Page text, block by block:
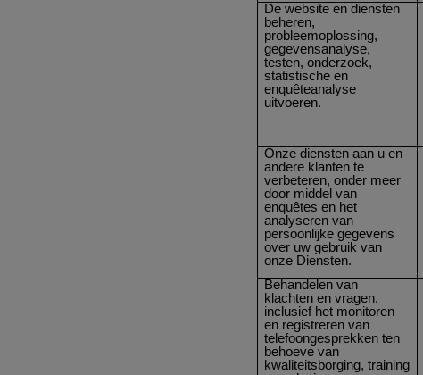
De website en diensten
beheren,
probleemoplossing,
gegevensanalyse,
testen, onderzoek,
statistische en
enquêteanalyse
uitvoeren.
Onze diensten aan u en
andere klanten te
verbeteren, onder meer
door middel van
enquêtes en het
analyseren van
persoonlijke gegevens
over uw gebruik van
onze Diensten.
Behandelen van
klachten en vragen,
inclusief het monitoren
en registreren van
telefoongesprekken ten
behoeve van
kwaliteitsborging, training